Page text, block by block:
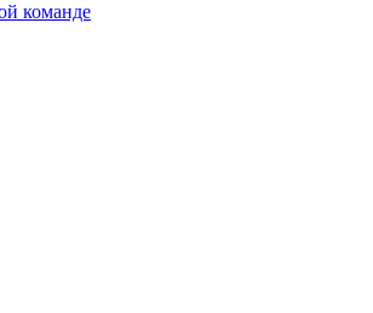
команде